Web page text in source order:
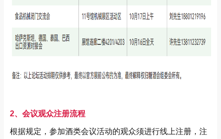
2、会议观众注册流程
根据规定，参加酒类会议活动的观众须进行线上注册，注